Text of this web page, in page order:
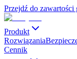
Przejdź do zawartości
Produkt
Rozwiązania
Cennik